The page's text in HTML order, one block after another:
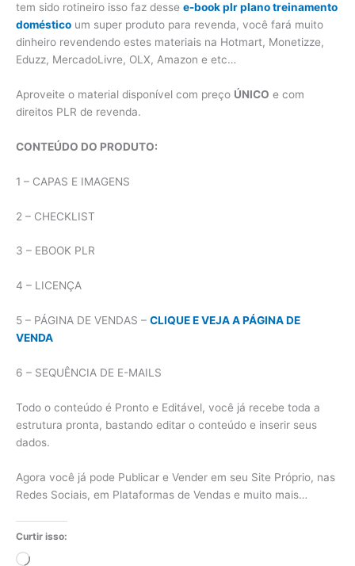
tem sido rotineiro isso faz desse e-book plr plano treinamento
doméstico um super produto para revenda, você fará muito
dinheiro revendendo estes materiais na Hotmart, Monetizze,
Eduzz, MercadoLivre, OLX, Amazon e etc…
Aproveite o material disponível com preço ÚNICO e com
direitos PLR de revenda.
CONTEÚDO DO PRODUTO:
1 – CAPAS E IMAGENS
2 – CHECKLIST
3 – EBOOK PLR
4 – LICENÇA
5 – PÁGINA DE VENDAS – CLIQUE E VEJA A PÁGINA DE
VENDA
6 – SEQUÊNCIA DE E-MAILS
Todo o conteúdo é Pronto e Editável, você já recebe toda a
estrutura pronta, bastando editar o conteúdo e inserir seus
dados.
Agora você já pode Publicar e Vender em seu Site Próprio, nas
Redes Sociais, em Plataformas de Vendas e muito mais…
Curtir isso:
Carregando...